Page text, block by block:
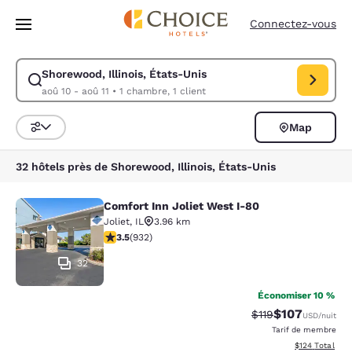
Passer à Contenu Principal
Connectez-vous
Shorewood, Illinois, États-Unis
aoû 10 - aoû 11 • 1 chambre, 1 client
Modifiez la recherche pour Shorewood, Illinois, États-Unis. Date
Trier et filtrer
Map
32 hôtels près de Shorewood, Illinois, États-Unis
Comfort Inn Joliet West I-80
32
Comfort Inn Joliet West I-80
Joliet, IL
3.96 km
3.54 étoiles. Bien. 932 commentaires
3.5(932)
Économiser 10 %
Tarif barré :
$119Tarif réduit :
$107USD/nuit
Tarif de membre
Afficher les
$124 Total